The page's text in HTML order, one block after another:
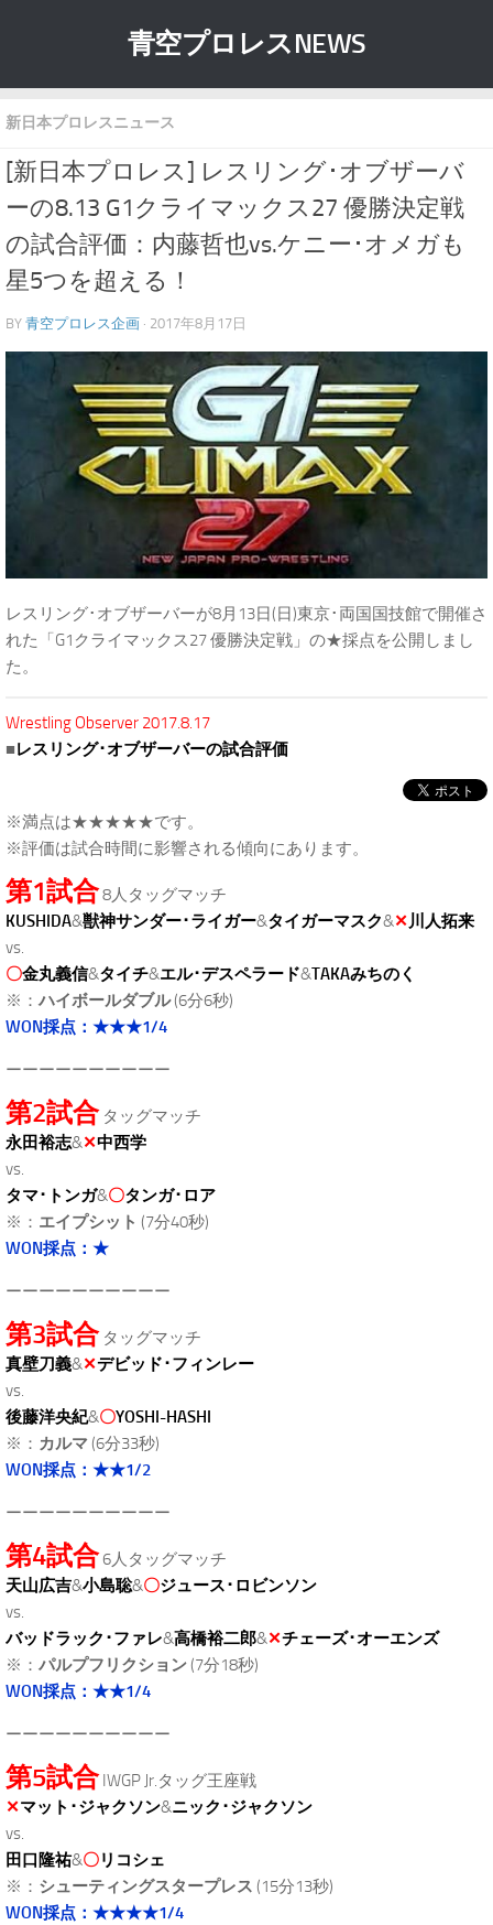
青空プロレスNEWS
新日本プロレスニュース
[新日本プロレス] レスリング･オブザーバ
ーの8.13 G1クライマックス27 優勝決定戦
の試合評価：内藤哲也vs.ケニー･オメガも
星5つを超える！
BY 青空プロレス企画 · 2017年8月17日
レスリング･オブザーバーが8月13日(日)東京･両国国技館で開催さ
れた「G1クライマックス27 優勝決定戦」の★採点を公開しまし
た。
Wrestling Observer 2017.8.17
■レスリング･オブザーバーの試合評価
※満点は★★★★★です。
※評価は試合時間に影響される傾向にあります。
第1試合8人タッグマッチ
KUSHIDA&獣神サンダー･ライガー&タイガーマスク&✕川人拓来
vs.
〇金丸義信&タイチ&エル･デスペラード&TAKAみちのく
※：ハイボールダブル(6分6秒)
WON採点：★★★1/4
ーーーーーーーーーー
第2試合タッグマッチ
永田裕志&✕中西学
vs.
タマ･トンガ&〇タンガ･ロア
※： エイプシット (7分40秒)
WON採点：★
ーーーーーーーーーー
第3試合タッグマッチ
真壁刀義&✕デビッド･フィンレー
vs.
後藤洋央紀&〇YOSHI-HASHI
※： カルマ(6分33秒)
WON採点：★★1/2
ーーーーーーーーーー
第4試合6人タッグマッチ
天山広吉&小島聡&〇ジュース･ロビンソン
vs.
バッドラック･ファレ&高橋裕二郎&✕チェーズ･オーエンズ
※： パルプフリクション(7分18秒)
WON採点：★★1/4
ーーーーーーーーーー
第5試合IWGP Jr.タッグ王座戦
✕マット･ジャクソン&ニック･ジャクソン
vs.
田口隆祐&〇リコシェ
※： シューティングスタープレス (15分13秒)
WON採点：★★★★1/4